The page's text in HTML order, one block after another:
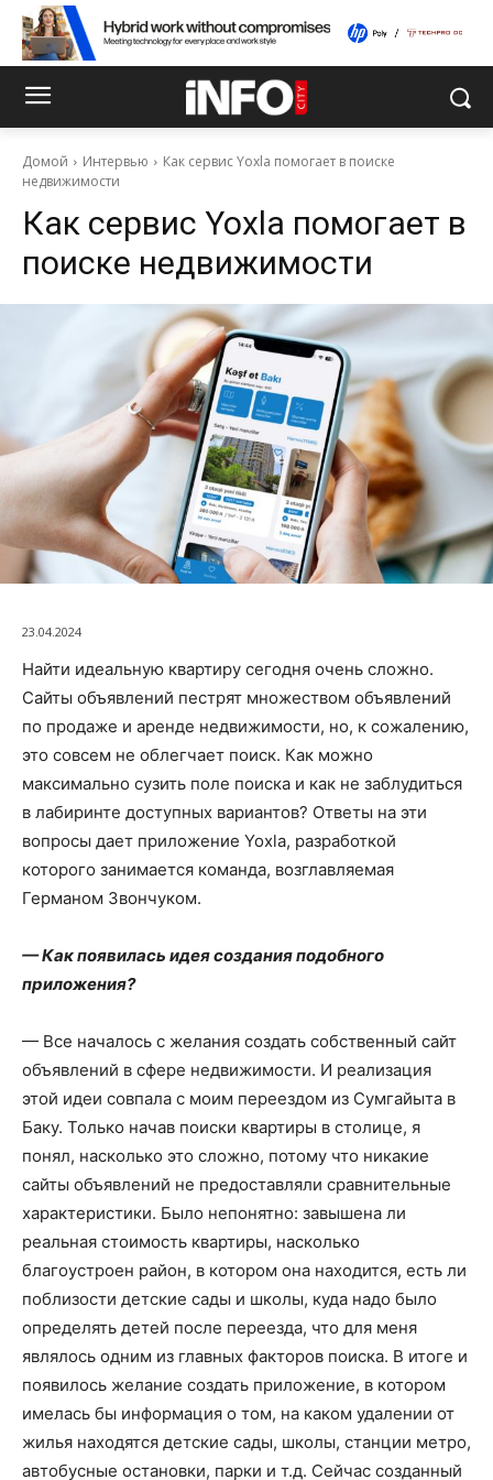
Домой Интервью
Как сервис Yoxla помогает в поиске
недвижимости
Как сервис Yoxla помогает в
поиске недвижимости
23.04.2024
Найти идеальную квартиру сегодня очень сложно.
Сайты объявлений пестрят множеством объявлений
по продаже и аренде недвижимости, но, к сожалению,
это совсем не облегчает поиск. Как можно
максимально сузить поле поиска и как не заблудиться
в лабиринте доступных вариантов? Ответы на эти
вопросы дает приложение Yoxla, разработкой
которого занимается команда, возглавляемая
Германом Звончуком.
— Как появилась идея создания подобного
приложения?
— Все началось с желания создать собственный сайт
объявлений в сфере недвижимости. И реализация
этой идеи совпала с моим переездом из Сумгайыта в
Баку. Только начав поиски квартиры в столице, я
понял, насколько это сложно, потому что никакие
сайты объявлений не предоставляли сравнительные
характеристики. Было непонятно: завышена ли
реальная стоимость квартиры, насколько
благоустроен район, в котором она находится, есть ли
поблизости детские сады и школы, куда надо было
определять детей после переезда, что для меня
являлось одним из главных факторов поиска. В итоге и
появилось желание создать приложение, в котором
имелась бы информация о том, на каком удалении от
жилья находятся детские сады, школы, станции метро,
автобусные остановки, парки и т.д. Сейчас созданный